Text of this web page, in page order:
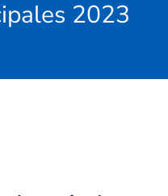
2023